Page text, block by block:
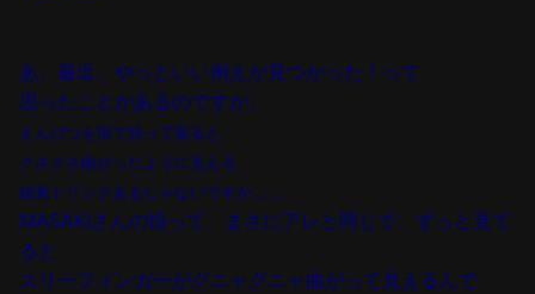
あ。最近、やっといい例えが見つかった！って
思ったことがあるのですが。
えんぴつを指で持って振ると、
クネクネ曲がったように見える
錯覚トリックあるじゃないですか……。
MASAKIさんの指って、まさにアレと同じで、ずっと見て
ると
スリーフィンガーがグニャグニャ曲がって見えるんで